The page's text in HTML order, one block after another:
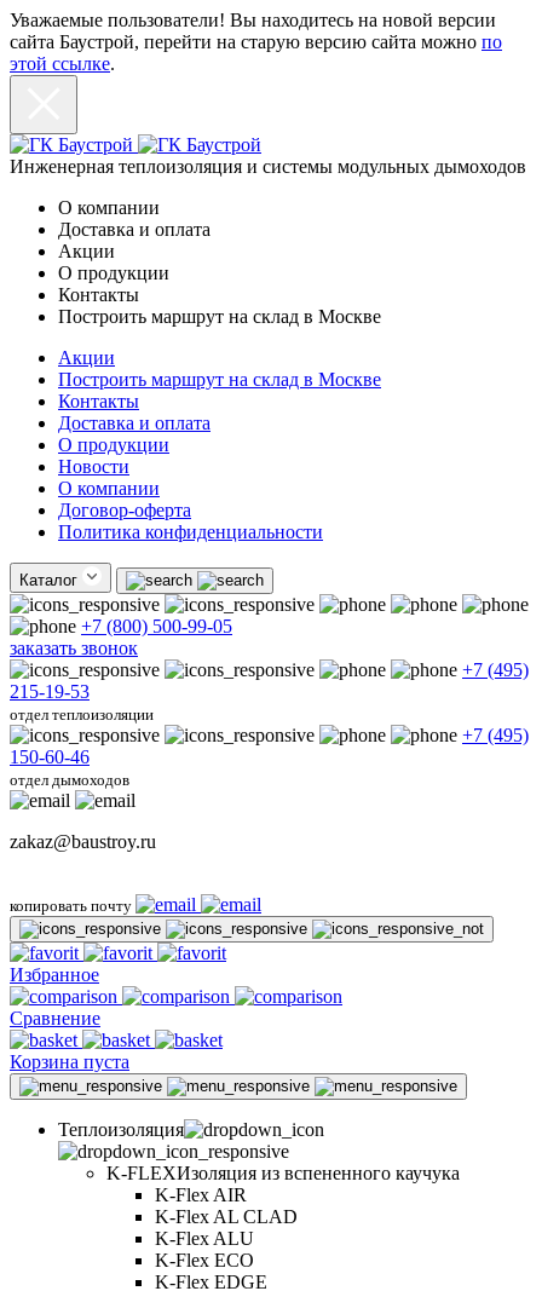
Уважаемые пользователи! Вы находитесь на новой версии
сайта Баустрой, перейти на старую версию сайта можно по
этой ссылке.
Инженерная теплоизоляция и системы модульных дымоходов
О компании
Доставка и оплата
Акции
О продукции
Контакты
Построить маршрут на склад в Москве
Акции
Построить маршрут на склад в Москве
Контакты
Доставка и оплата
О продукции
Новости
О компании
Договор-оферта
Политика конфиденциальности
Каталог
+7 (800) 500-99-05
заказать звонок
+7 (495)
215-19-53
отдел теплоизоляции
+7 (495)
150-60-46
отдел дымоходов
zakaz@baustroy.ru
копировать почту
Избранное
Сравнение
Корзина пуста
Теплоизоляция
K-FLEXИзоляция из вспененного каучука
K-Flex AIR
K-Flex AL CLAD
K-Flex ALU
K-Flex ECO
K-Flex EDGE